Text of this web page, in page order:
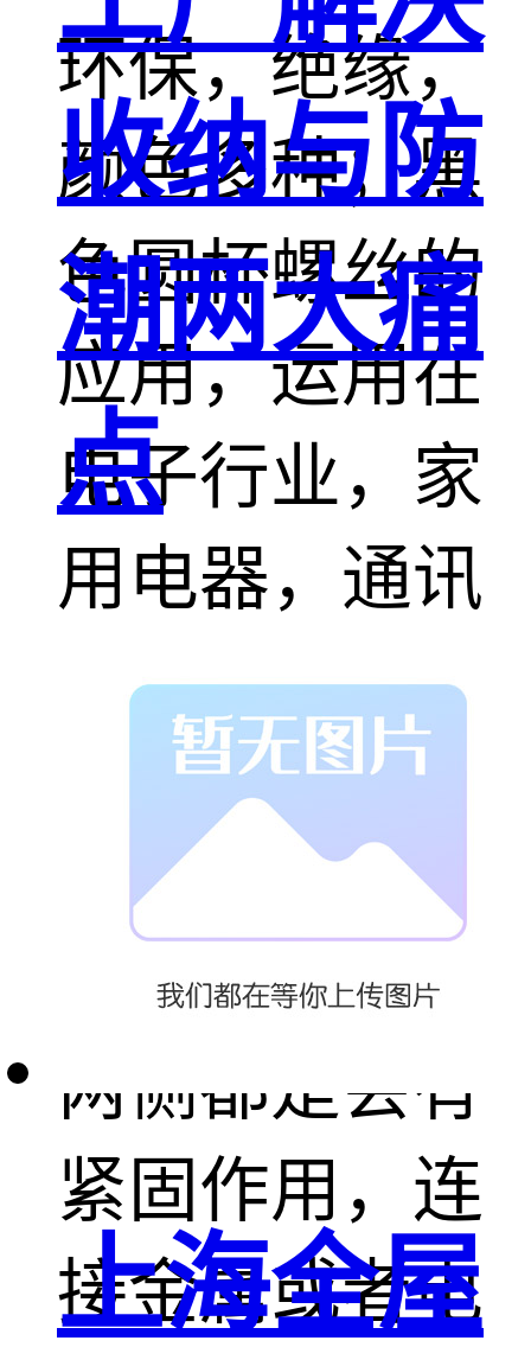
环保，绝缘，
颜色多种；黑
色圆杯螺丝的
应用，运用在
电子行业，家
用电器，通讯
行业，机械行
业，LED灯
具，货架展示
等领域运用，
两侧都是会有
紧固作用，连
接金属或者电
收纳与防
潮两大痛
点
上海全屋